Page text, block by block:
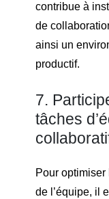
contribue à
de
ainsi un
productif.
7.
tâches
Pour optimiser
de l’équipe, il